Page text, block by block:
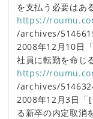
を支払う必要はあ
https://
/archives/
2008年12月10日
社員に転勤を命じ
https://
/archives/
2008年12月3日「
る新卒の内定取消